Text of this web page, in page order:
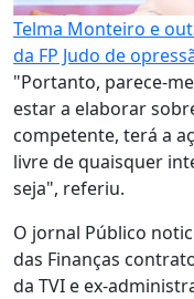
Telma Monteiro e
da FP Judo de
"Portanto, parece-
estar a elaborar
competente, terá a
livre de quaisquer
seja", referiu.
O jornal Público
das Finanças
da TVI e ex-